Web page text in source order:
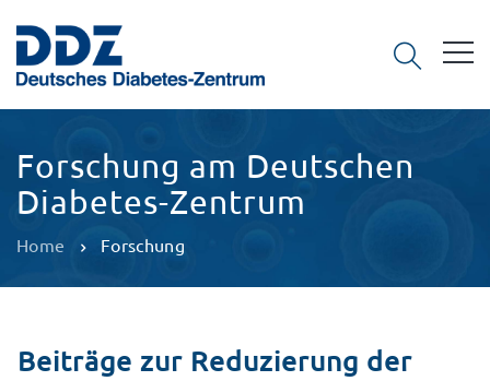
Forschung am Deutschen
Diabetes-Zentrum
Home Forschung
Beiträge zur Reduzierung der